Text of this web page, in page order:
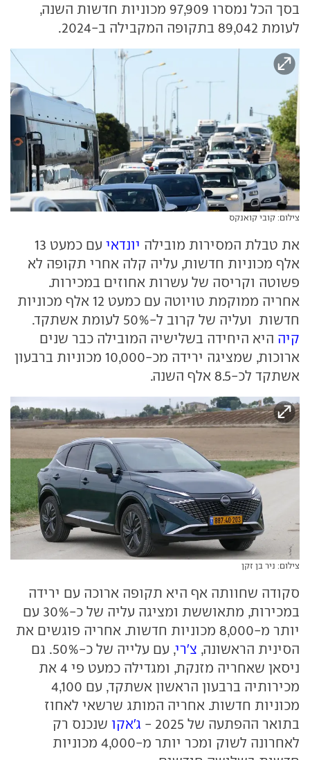
בסך הכל נמסרו 97,909 מכוניות חדשות השנה,
לעומת 89,042 בתקופה המקבילה ב-2024.
צילום: קובי קואנקס
את טבלת המסירות מובילה יונדאי
עם כמעט 13
אלף מכוניות חדשות, עליה קלה אחרי תקופה לא
פשוטה וקריסה של עשרות אחוזים במכירות.
אחריה ממוקמת טויוטה עם כמעט 12 אלף מכוניות
חדשות ועליה של קרוב ל-50% לעומת אשתקד.
קיה היא היחידה בשלישיה המובילה כבר שנים
ארוכות, שמציגה ירידה מכ-10,000 מכוניות ברבעון
אשתקד לכ-8.5 אלף השנה.
צילום: ניר בן זקן
סקודה שחוותה אף היא תקופה ארוכה עם ירידה
במכירות, מתאוששת ומציגה עליה של כ-30% עם
יותר מ-8,000 מכוניות חדשות. אחריה פוגשים את
הסינית הראשונה, צ'רי
, עם עלייה של כ-50%. גם
ניסאן שאחריה מזנקת, ומגדילה כמעט פי 4 את
מכירותיה ברבעון הראשון אשתקד, עם 4,100
מכוניות חדשות. אחריה המותג שרשאי לאחוז
בתואר ההפתעה של 2025 -
ג'אקו שנכנס רק
לאחרונה לשוק ומכר יותר מ-4,000 מכוניות